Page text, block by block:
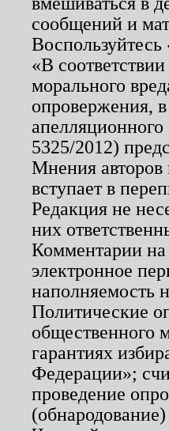
сообщений и
«В
морального
опровержения,
5325/2012)
Мнения авторов
вступает в
Редакция не
них
Комментарии
электронное
наполняемость
Политические
общественного
гарантиях
Федерации»;
проведение